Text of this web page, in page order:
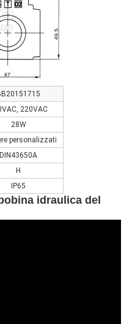
220VAC
28W
personalizzati
DIN43650A
H
IP65
idraulica del